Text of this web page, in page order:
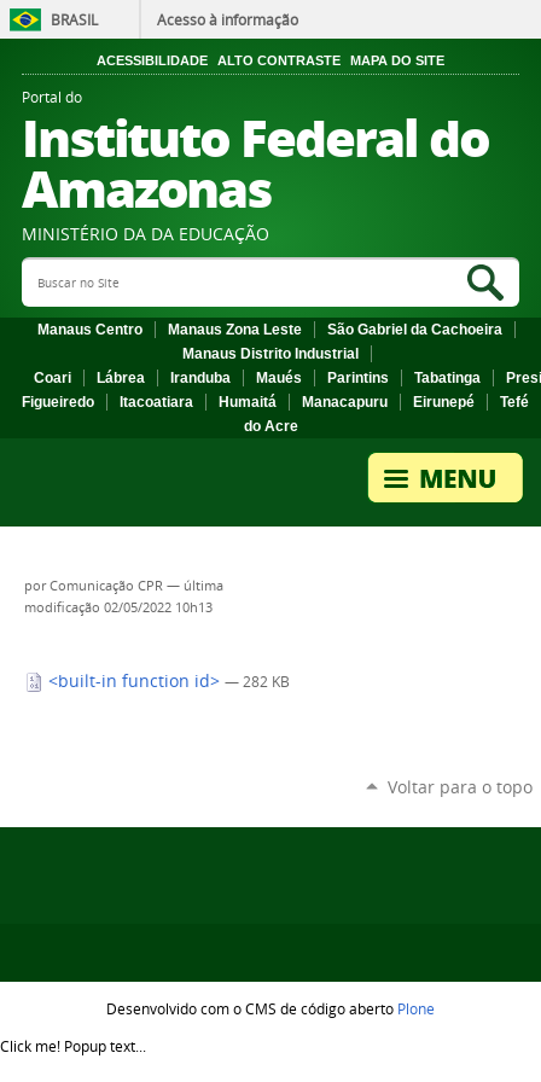
BRASIL Acesso à informação
ACESSIBILIDADE ALTO CONTRASTE MAPA DO SITE
Portal do
Instituto Federal do
Amazonas
MINISTÉRIO DA DA EDUCAÇÃO
Search Site
Manaus Centro Manaus Zona Leste
São Gabriel da Cachoeira
Manaus Distrito Industrial
Coari
Lábrea Iranduba Maués Parintins Tabatinga
Figueiredo
Itacoatiara Humaitá Manacapuru Eirunepé
Tefé
do Acre
porComunicação CPR — última
modificação 02/05/2022 10h13
<built-in function id> — 282 KB
Voltar para o topo
Desenvolvido com o CMS de código aberto Plone
Click me! Popup text...